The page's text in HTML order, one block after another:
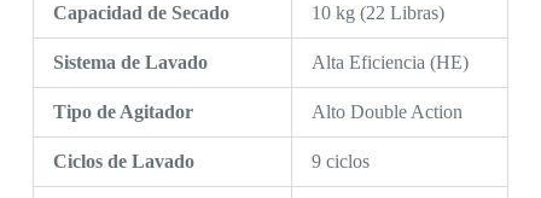
Capacidad de Secado 10 kg (22 Libras)
Sistema de Lavado Alta Eficiencia (HE)
Tipo de Agitador Alto Double Action
Ciclos de Lavado 9 ciclos